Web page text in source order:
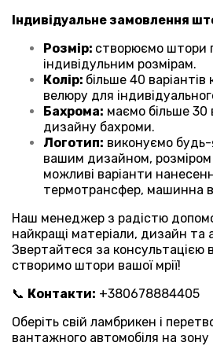
Індивідуальне замовлення
Розмір: створюємо штори
індивідульним розмірам.
Колір: більше 40 варіантів
велюру для
Бахрома: маємо більше 30
дизайну бахроми.
Логотип: виконуємо будь-
вашим дизайном, розміром
можливі варіанти
термотрансфер, машинна
Наш менеджер з радістю
найкращі матеріали, дизайн та
Звертайтеся за консультацією
створимо штори вашої мрії!
📞 Контакти: +380678884405
Оберіть свій ламбрикен і
вантажного автомобіля на